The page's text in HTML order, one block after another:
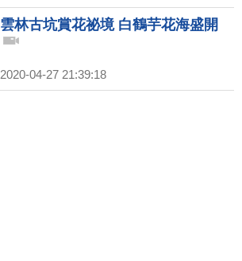
雲林古坑賞花祕境 白鶴芋花海盛開
2020-04-27 21:39:18